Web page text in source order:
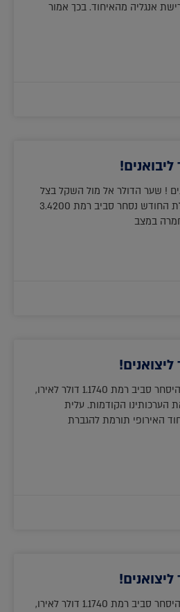
אנגליה מהאיחוד. בכך אמור
! שער הדולר אל מול השקל בצל
פעילות סוף רבעון ותחילת החודש נסחר סביב רמת 3.4200
במצב
שער האירו נחלש ושב להיסחר סביב רמת 1.1740 דולר לאירו,
הערכותינו הקודמות. עלית
האירופי תורמת להגברת
שער האירו נחלש ושב להיסחר סביב רמת 1.1740 דולר לאירו,